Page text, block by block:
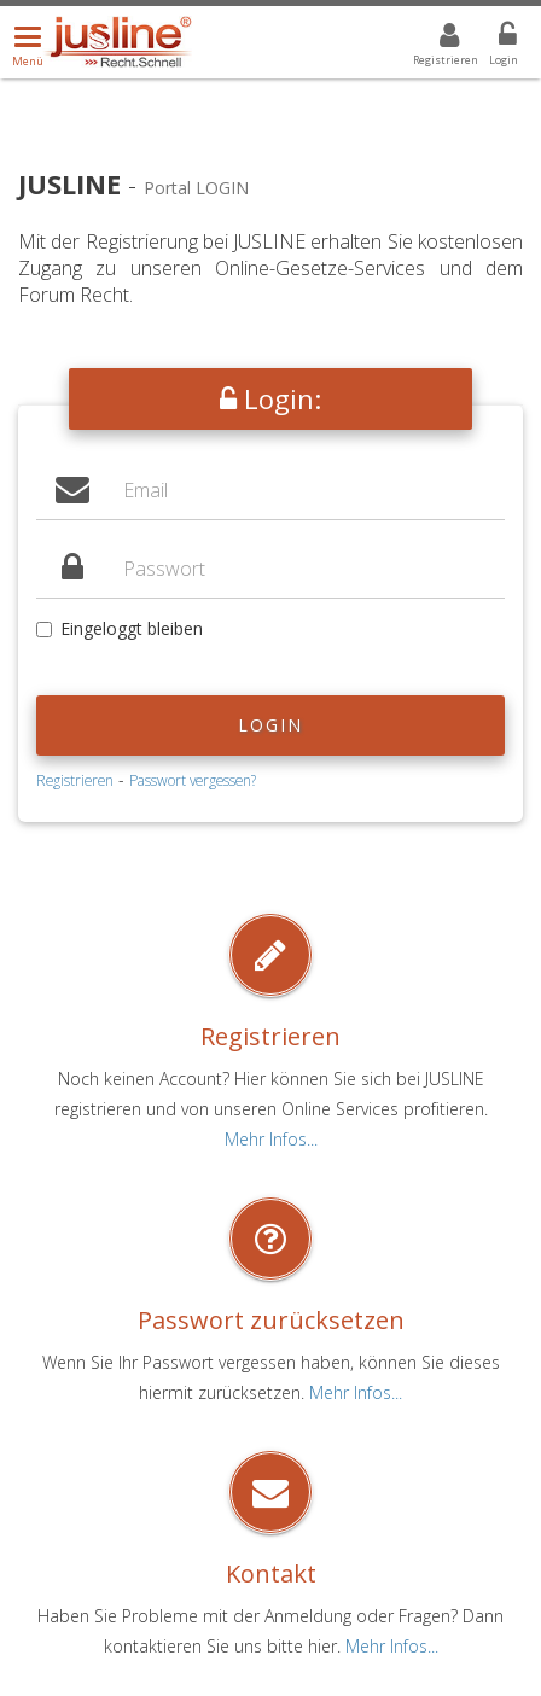
Registrieren Login
Menü
öffnen/schließen
Menü
ALLE DROPDOWN: GEWÄHLTER WERT IST ALLE
JUSLINE - Portal LOGIN
Mit der Registrierung bei JUSLINE erhalten Sie kostenlosen
Zugang zu unseren Online-Gesetze-Services und dem
Forum Recht.
Login:
Eingeloggt bleiben
LOGIN
Registrieren - Passwort vergessen?
Registrieren
Noch keinen Account? Hier können Sie sich bei JUSLINE
registrieren und von unseren Online Services profitieren.
Mehr Infos...
Passwort zurücksetzen
Wenn Sie Ihr Passwort vergessen haben, können Sie dieses
hiermit zurücksetzen. Mehr Infos...
Kontakt
Haben Sie Probleme mit der Anmeldung oder Fragen? Dann
kontaktieren Sie uns bitte hier. Mehr Infos...